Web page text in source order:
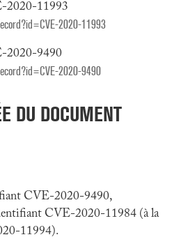
2020-11993
2020-11993
2020-9490
2020-9490
DU DOCUMENT
CVE-2020-9490,
CVE-2020-11984 (à la
11994).